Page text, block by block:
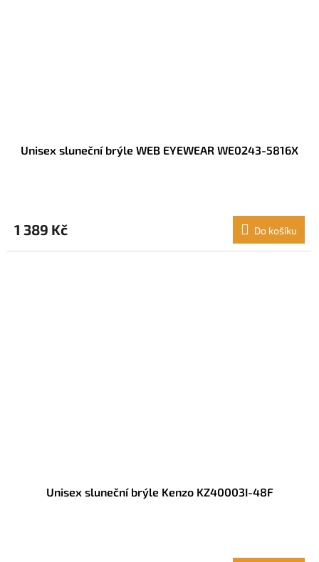
Unisex sluneční brýle WEB EYEWEAR WE0243-5816X
1 389 Kč Do košíku
Unisex sluneční brýle Kenzo KZ40003I-48F